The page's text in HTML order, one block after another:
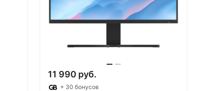
11 990 руб.
+ 30 бонусов